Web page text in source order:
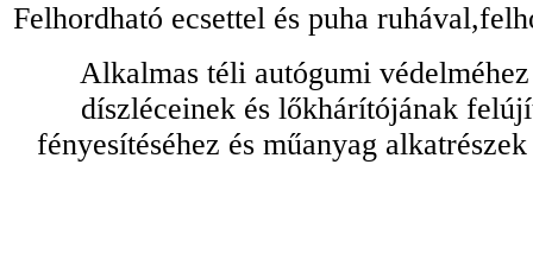
Felhordható ecsettel és puha
Alkalmas téli autógumi
díszléceinek és lőkhárítójának
fényesítéséhez és műanyag